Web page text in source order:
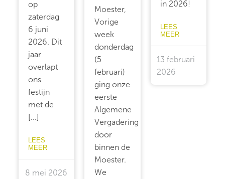
op
zaterdag
6 juni
2026. Dit
jaar
overlapt
ons
festijn
met de
[...]
LEES
MEER
8 mei 2026
Moester,
Vorige
week
donderdag
(5
februari)
ging onze
eerste
Algemene
Vergadering
door
binnen de
Moester.
We
in 2026!
LEES
MEER
13 februari
2026